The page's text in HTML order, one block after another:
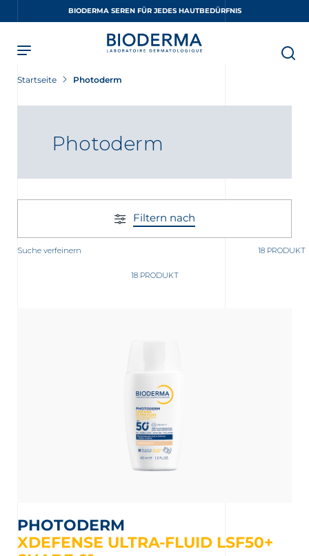
BIODERMA SEREN FÜR JEDES HAUTBEDÜRFNIS
Startseite Photoderm
Photoderm
Filtern nach
Suche verfeinern 18 PRODUKT
18 PRODUKT
PHOTODERM
XDEFENSE ULTRA-FLUID LSF50+